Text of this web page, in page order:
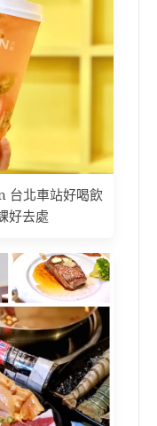
台北車站好喝飲
好去處